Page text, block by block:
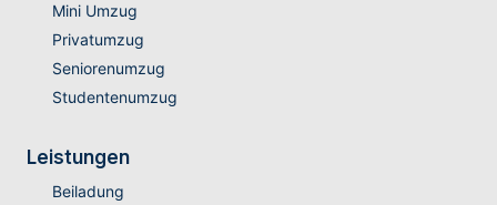
Mini Umzug
Privatumzug
Seniorenumzug
Studentenumzug
Leistungen
Beiladung